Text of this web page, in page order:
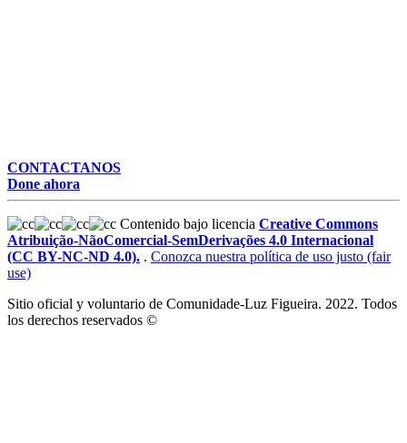
CONTACTANOS
Done ahora
Contenido bajo licencia Creative Commons
Atribuição-NãoComercial-SemDerivações 4.0 Internacional
(CC BY-NC-ND 4.0). . Conozca nuestra política de uso justo (fair
use)
Sitio oficial y voluntario de Comunidade-Luz Figueira. 2022. Todos
los derechos reservados ©